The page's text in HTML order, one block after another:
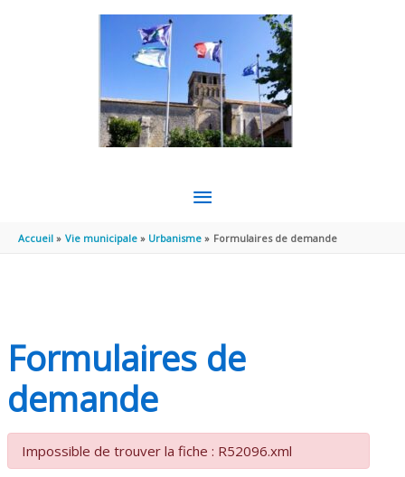
MENU
PRINCIPAL
Accueil Vie municipale Urbanisme Formulaires de demande
Formulaires de
demande
Impossible de trouver la fiche : R52096.xml